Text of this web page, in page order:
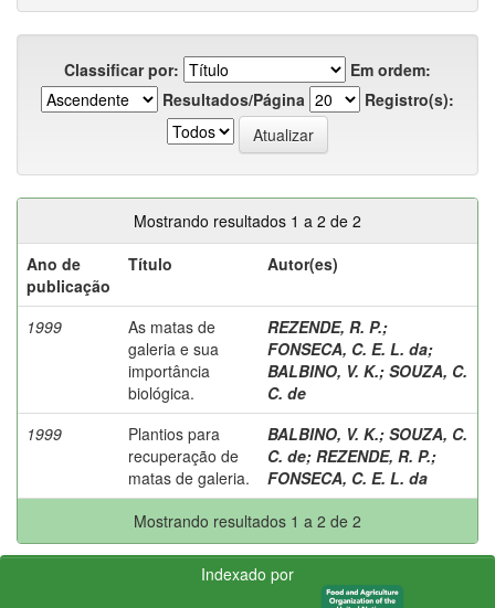
Classificar por:
Em ordem:
Resultados/Página
Registro(s):
Mostrando resultados 1 a 2 de 2
Ano de
publicação
Título Autor(es)
1999
As matas de
galeria e sua
importância
biológica.
REZENDE, R. P.;
FONSECA, C. E. L. da;
BALBINO, V. K.; SOUZA, C.
C. de
1999
Plantios para
recuperação de
matas de galeria.
BALBINO, V. K.; SOUZA, C.
C. de; REZENDE, R. P.;
FONSECA, C. E. L. da
Mostrando resultados 1 a 2 de 2
Indexado por